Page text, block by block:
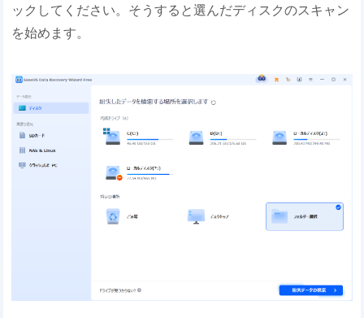
ックしてください。そうすると選んだディスクのスキャン
を始めます。